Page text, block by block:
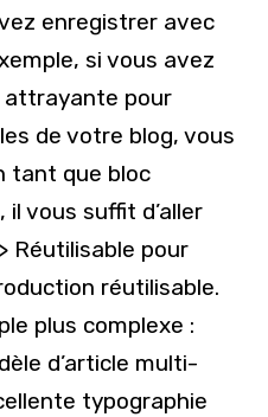
enregistrer avec
si vous avez
attrayante pour
de votre blog, vous
tant que bloc
il vous suffit d’aller
Réutilisable pour
réutilisable.
plus complexe :
d’article multi-
typographie